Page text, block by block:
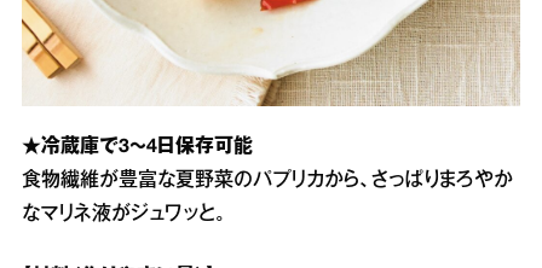
★冷蔵庫で3～4日保存可能
食物繊維が豊富な夏野菜のパプリカから、さっぱりまろやか
なマリネ液がジュワッと。